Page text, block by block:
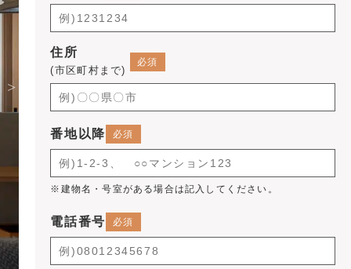
住所
(市区町村まで)
番地以降
※建物名・号室がある場合は記入してください。
電話番号